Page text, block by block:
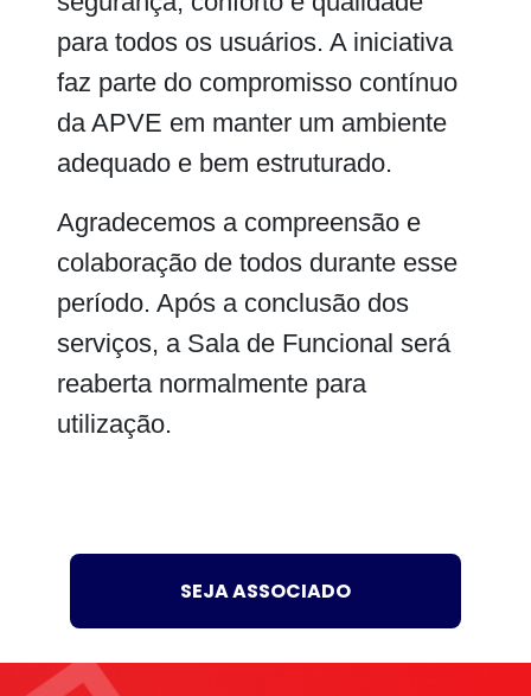
para todos os usuários. A iniciativa
faz parte do compromisso contínuo
da APVE em manter um ambiente
adequado e bem estruturado.
Agradecemos a compreensão e
colaboração de todos durante esse
período. Após a conclusão dos
serviços, a Sala de Funcional será
reaberta normalmente para
utilização.
SEJA ASSOCIADO